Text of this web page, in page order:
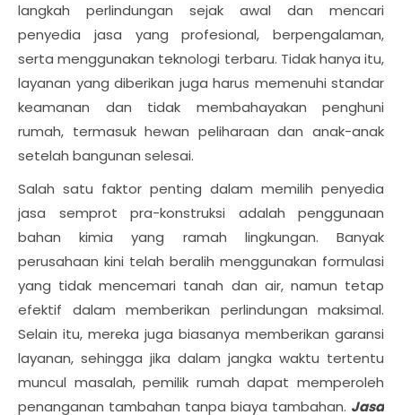
langkah perlindungan sejak awal dan mencari
penyedia jasa yang profesional, berpengalaman,
serta menggunakan teknologi terbaru. Tidak hanya itu,
layanan yang diberikan juga harus memenuhi standar
keamanan dan tidak membahayakan penghuni
rumah, termasuk hewan peliharaan dan anak-anak
setelah bangunan selesai.
Salah satu faktor penting dalam memilih penyedia
jasa semprot pra-konstruksi adalah penggunaan
bahan kimia yang ramah lingkungan. Banyak
perusahaan kini telah beralih menggunakan formulasi
yang tidak mencemari tanah dan air, namun tetap
efektif dalam memberikan perlindungan maksimal.
Selain itu, mereka juga biasanya memberikan garansi
layanan, sehingga jika dalam jangka waktu tertentu
muncul masalah, pemilik rumah dapat memperoleh
penanganan tambahan tanpa biaya tambahan. Jasa